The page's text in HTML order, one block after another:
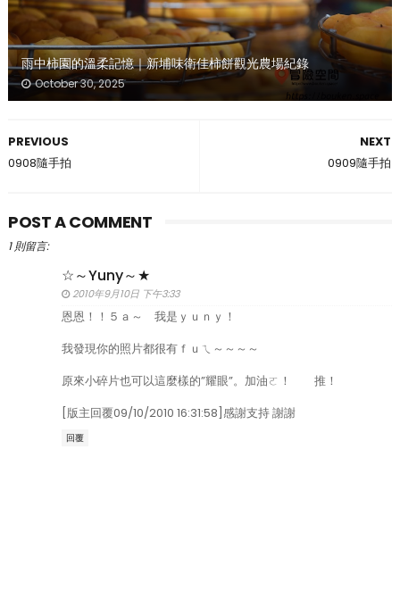
雨中柿園的溫柔記憶｜新埔味衛佳柿餅觀光農場紀錄
October 30, 2025
NEXT
0909隨手拍
PREVIOUS
0908隨手拍
POST A COMMENT
1 則留言:
☆～Yuny～★
2010年9月10日 下午3:33
恩恩！！５ａ～ 我是ｙｕｎｙ！
我發現你的照片都很有ｆｕㄟ～～～～
原來小碎片也可以這麼樣的”耀眼”。加油ㄛ！ 推！
[版主回覆09/10/2010 16:31:58]感謝支持 謝謝
回覆